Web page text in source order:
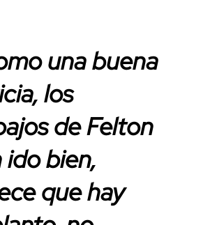
una buena
los
de Felton
ido bien,
que hay